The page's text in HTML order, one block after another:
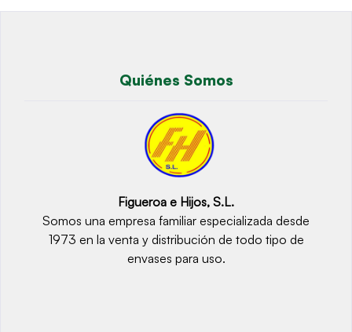
Quiénes Somos
Figueroa e Hijos, S.L.
Somos una empresa familiar especializada desde
1973 en la venta y distribución de todo tipo de
envases para uso.